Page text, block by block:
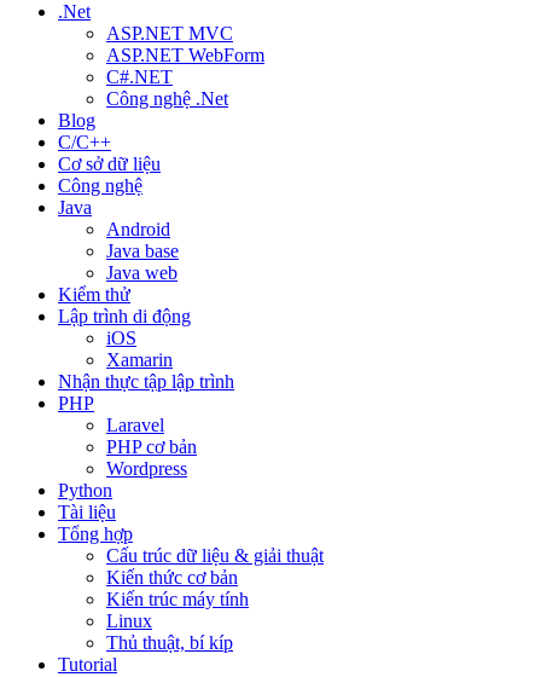
.Net
ASP.NET MVC
ASP.NET WebForm
C#.NET
Công nghệ .Net
Blog
C/C++
Cơ sở dữ liệu
Công nghệ
Java
Android
Java base
Java web
Kiểm thử
Lập trình di động
iOS
Xamarin
Nhận thực tập lập trình
PHP
Laravel
PHP cơ bản
Wordpress
Python
Tài liệu
Tổng hợp
Cấu trúc dữ liệu & giải thuật
Kiến thức cơ bản
Kiến trúc máy tính
Linux
Thủ thuật, bí kíp
Tutorial